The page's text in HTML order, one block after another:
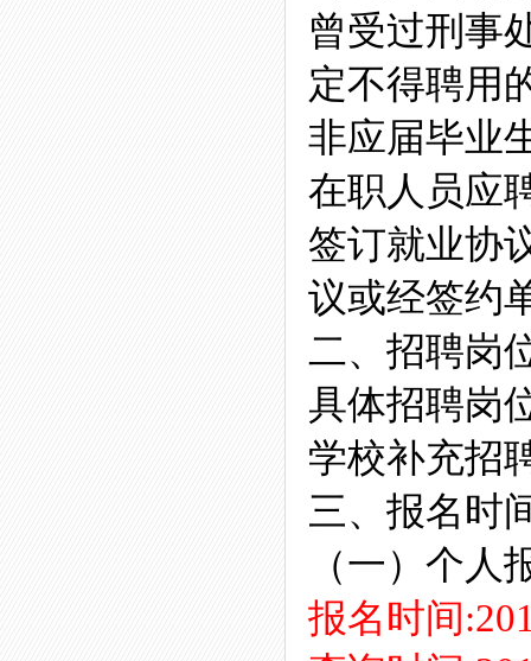
曾受过刑事
定不得聘用
非应届毕业
在职人员应
签订就业协
议或经签约
二、招聘岗
具体招聘岗
学校补充招
三、报名时
（一）个人
报名时间